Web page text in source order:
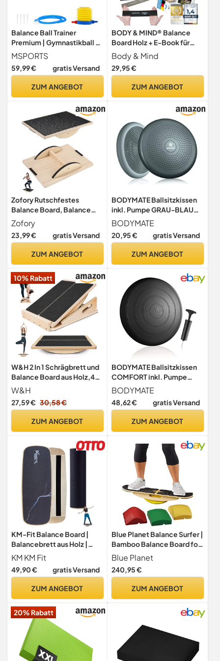
Balance Ball Trainer
Premium | Gymnastikball +
Expander & Pumpe -
beidseitig nutzbar |
Balance Trainer/Board für
(Schwarz)
MSPORTS
59,99 € gratis Versand
ZUM ANGEBOT
BODY & MIND® Balance
Board Holz + E-Book für
Gleichgewicht & Therapie
Body & Mind
29,95 €
ZUM ANGEBOT
Zofory Rutschfestes
Balance Board, Balance
Board aus Holz für
Erwachsene,
Gleichgewichtstrainer für
Rumpfmuskulatur,
Dehnübungen für die Beine
Zofory
23,99 € gratis Versand
ZUM ANGEBOT
BODYMATE Ballsitzkissen
inkl. Pumpe GRAU-BLAU
34cm Durchmesser -
Balance-Kissen,
Luftkissen, Balance Pad,
Fitness-, Reha-,
Rückentraining
BODYMATE
20,95 € gratis Versand
ZUM ANGEBOT
10% Rabatt
W&H 2 In 1 Schrägbrett und
Balance Board aus Holz,4
Winkel,Rutschfest
W&H
27,59 € 30,58 €
ZUM ANGEBOT
BODYMATE Ballsitzkissen
COMFORT inkl. Pumpe
SCHWARZ 33cm
Durchmesser - Balance-
Kissen, Sitzballkissen,
Core-, Fitness-, Reha-,
Rückentraining
BODYMATE
48,62 € gratis Versand
ZUM ANGEBOT
KM-Fit Balance Board |
Balancebrett aus Holz |
Indoor Skateboard
Indoorboard | Surfboard,
Surfbrett für
Kraft- &
Indoor-Surfen & Skaten
KM KM Fit
49,90 € gratis Versand
ZUM ANGEBOT
Blue Planet Balance Surfer |
Bamboo Balance Board for
Office, Standing Desks,
Surfing, SUP, Yoga,
Exercise! Includes 3
Foam)
Blue Planet
240,95 €
ZUM ANGEBOT
20% Rabatt